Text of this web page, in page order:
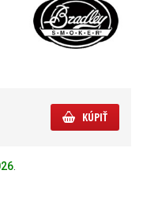
KÚPIŤ